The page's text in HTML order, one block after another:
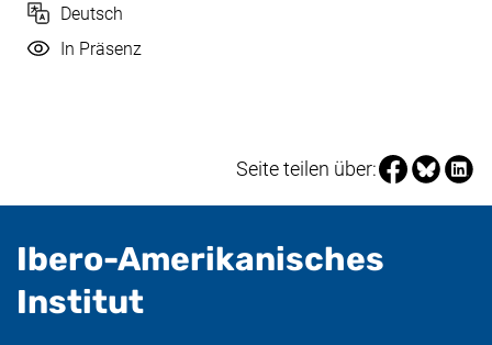
Sprache
Deutsch
Durchführung
In Präsenz
Seite teilen über:Seite über
Seite
Ibero-Amerikanisches
Institut- nützliche